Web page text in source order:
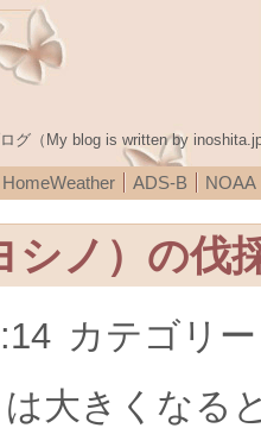
グ（My blog is written by
HomeWeather ADS-B NOAA
シノ）の伐
カテゴリ
大きくなる